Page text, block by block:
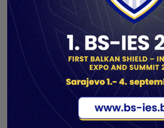
concern,
Unis GROUP is the leading
and military equipment in Bosnia and